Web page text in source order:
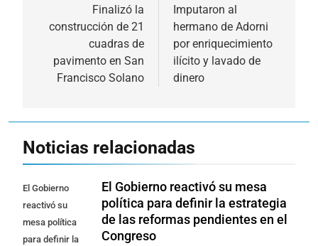
entradas
Finalizó la
construcción de 21
cuadras de
pavimento en San
Francisco Solano
Imputaron al
hermano de Adorni
por enriquecimiento
ilícito y lavado de
dinero
Noticias relacionadas
El Gobierno
reactivó su
mesa política
para definir la
El Gobierno reactivó su mesa
política para definir la estrategia
de las reformas pendientes en el
Congreso